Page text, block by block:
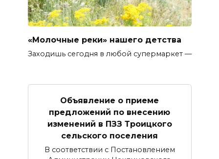
«Молочные реки» нашего детства
Заходишь сегодня в любой супермаркет —
Объявление о приеме
предложений по внесению
изменений в ПЗЗ Троицкого
сельского поселения
В соответствии с Постановлением